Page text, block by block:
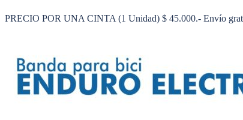
PRECIO POR UNA CINTA (1 Unidad) $ 45.000.- Envío